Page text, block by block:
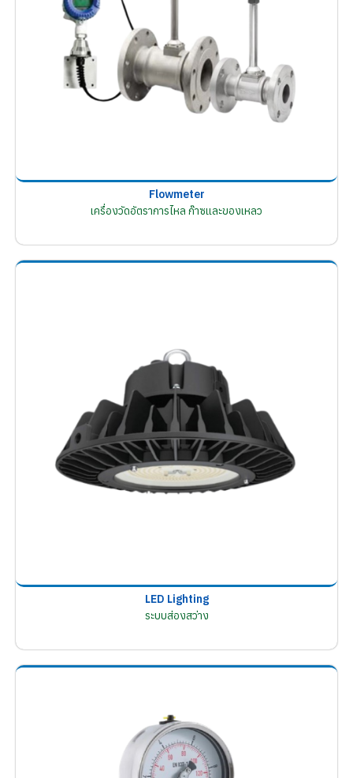
Flowmeter
เครื่องวัดอัตราการไหล ก๊าซและของเหลว
LED Lighting
ระบบส่องสว่าง